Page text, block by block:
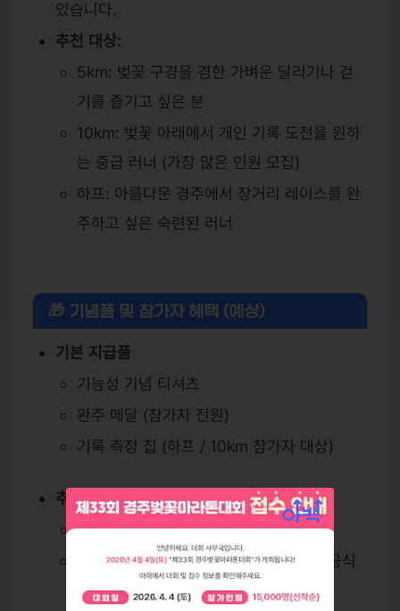
있습니다.
추천 대상:
5km: 벚꽃 구경을 겸한 가벼운 달리기나 걷
기를 즐기고 싶은 분
10km: 벚꽃 아래에서 개인 기록 도전을 원하
는 중급 러너 (가장 많은 인원 모집)
하프: 아름다운 경주에서 장거리 레이스를 완
주하고 싶은 숙련된 러너
🎁 기념품 및 참가자 혜택 (예상)
기본 지급품
기능성 기념 티셔츠
완주 메달 (참가자 전원)
기록 측정 칩 (하프 / 10km 참가자 대상)
추가 혜택
레이스 후 간식 및 물품 패키지 제공
경주 특산물 등 추가 기념품 제공 가능 (공식
정보 기준)